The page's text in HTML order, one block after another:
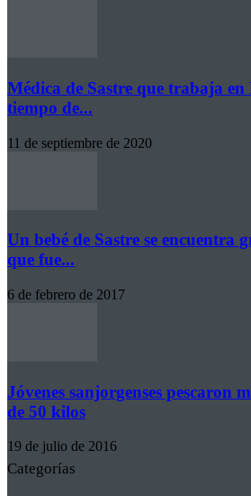
Médica de Sastre que trabaja
tiempo de...
11 de septiembre de 2020
Un bebé de Sastre se encuentra
que fue...
6 de febrero de 2017
Jóvenes sanjorgenses pescaron
de 50 kilos
19 de julio de 2016
Categorías